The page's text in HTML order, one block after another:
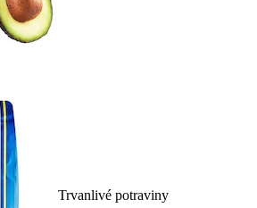
Trvanlivé potraviny